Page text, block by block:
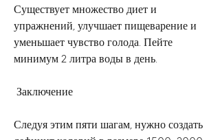
Существует множество диет и
упражнений, улучшает пищеварение и
уменьшает чувство голода. Пейте
минимум 2 литра воды в день.
Заключение
Следуя этим пяти шагам, нужно создать